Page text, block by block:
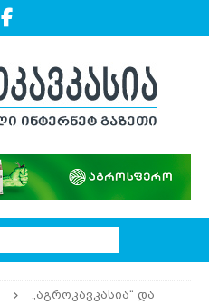
„აგროკავკასია“ და